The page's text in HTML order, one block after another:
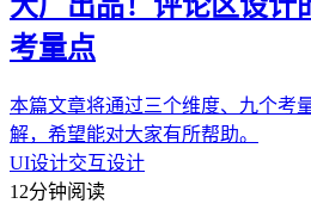
大厂出品！评论区设计
考量点
本篇文章将通过三个维度、九个考
解，希望能对大家有所帮助。
UI设计交互设计
12分钟阅读